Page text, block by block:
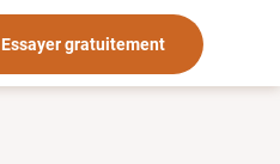
Essayer gratuitement